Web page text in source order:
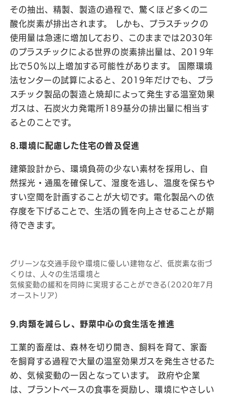
その抽出、精製、製造の過程で、驚くほど多くの二
酸化炭素が排出されます。 しかも、プラスチックの
使用量は急速に増加しており、このままでは2030年
のプラスチックによる世界の炭素排出量は、2019年
比で50％以上増加する可能性があります。 国際環境
法センターの試算によると、2019年だけでも、プラ
スチック製品の製造と焼却によって発生する温室効果
ガスは、石炭火力発電所189基分の排出量に相当す
るとのことです。
8.環境に配慮した住宅の普及促進
建築設計から、環境負荷の少ない素材を採用し、自
然採光・通風を確保して、湿度を逃し、温度を保ちや
すい空間を計画することが大切です。電化製品への依
存度を下げることで、生活の質を向上させることが期
待できます。
グリーンな交通手段や環境に優しい建物など、低炭素な街づ
くりは、人々の生活環境と
気候変動の緩和を同時に実現することができる(2020年7月
オーストリア）
9.肉類を減らし、野菜中心の食生活を推進
工業的畜産は、森林を切り開き、飼料を育て、家畜
を飼育する過程で大量の温室効果ガスを発生させるた
め、気候変動の一因となっています。 政府や企業
は、プラントベースの食事を奨励し、環境にやさしい